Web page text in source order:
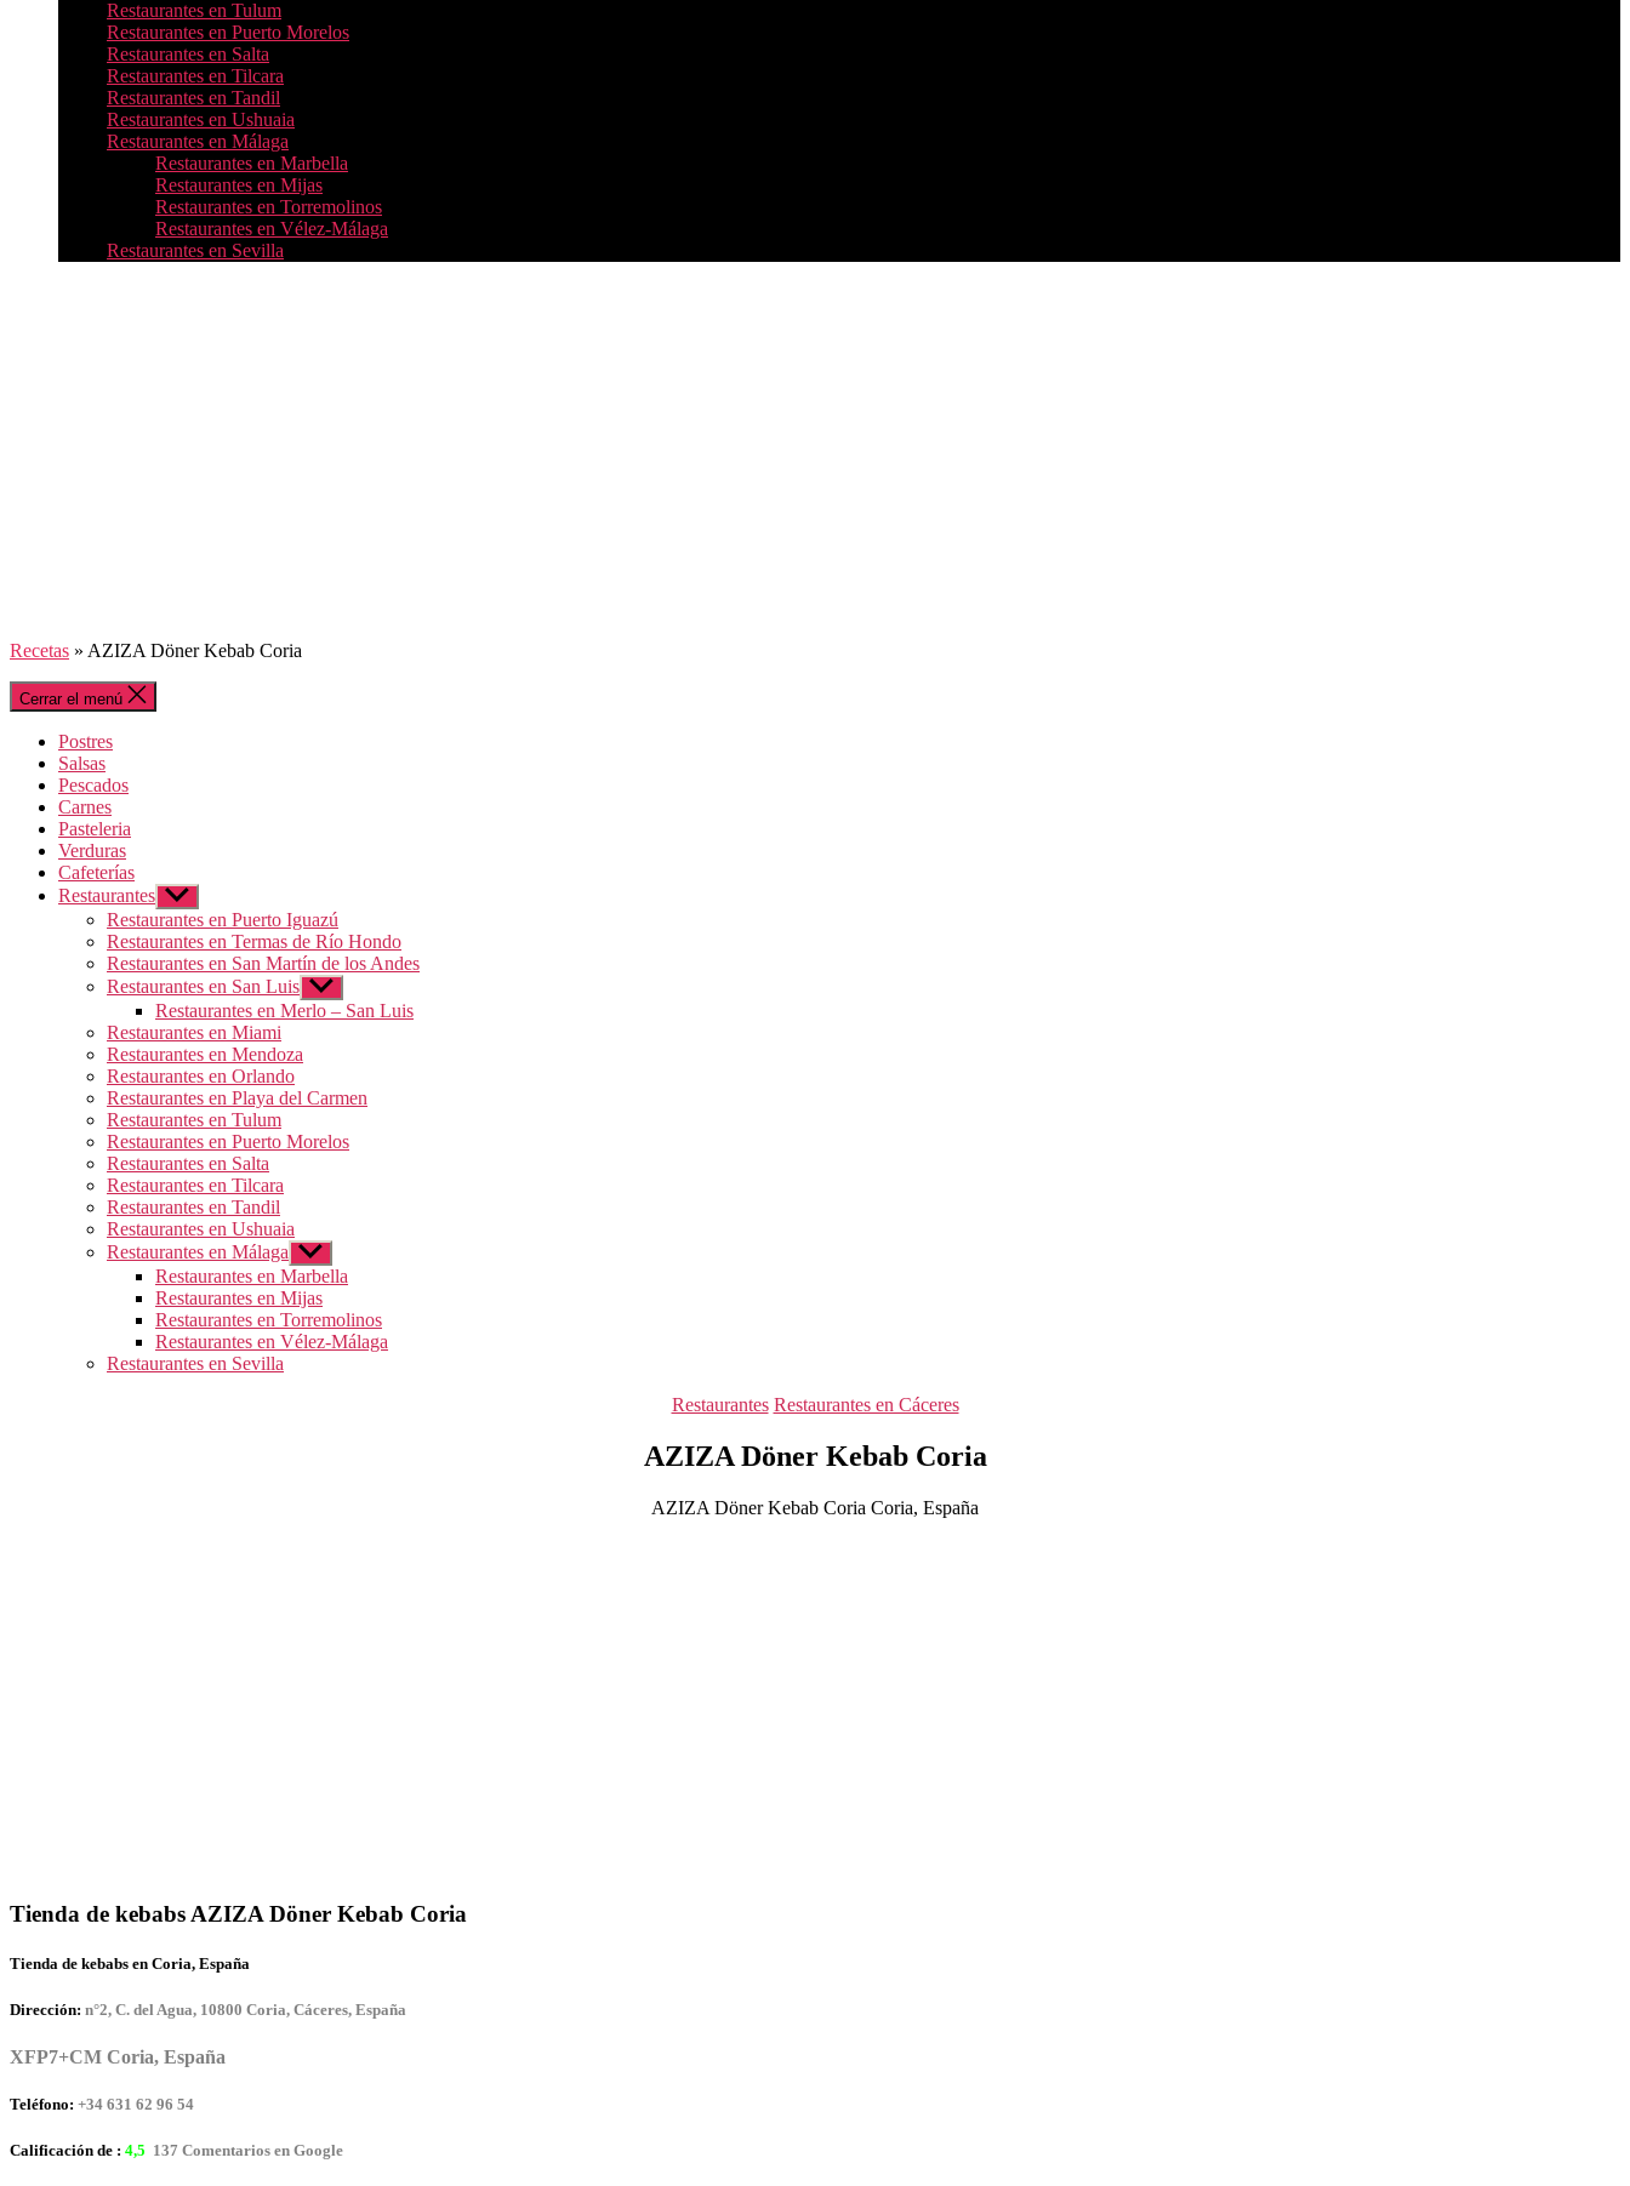
Restaurantes en Tulum
Restaurantes en Puerto Morelos
Restaurantes en Salta
Restaurantes en Tilcara
Restaurantes en Tandil
Restaurantes en Ushuaia
Restaurantes en Málaga
Restaurantes en Marbella
Restaurantes en Mijas
Restaurantes en Torremolinos
Restaurantes en Vélez-Málaga
Restaurantes en Sevilla
Recetas » AZIZA Döner Kebab Coria
Cerrar el menú
Postres
Salsas
Pescados
Carnes
Pasteleria
Verduras
Cafeterías
Restaurantes Mostrar
el
submenú
Restaurantes en Puerto Iguazú
Restaurantes en Termas de Río Hondo
Restaurantes en San Martín de los Andes
Restaurantes en San Luis Mostrar
el
submenú
Restaurantes en Merlo – San Luis
Restaurantes en Miami
Restaurantes en Mendoza
Restaurantes en Orlando
Restaurantes en Playa del Carmen
Restaurantes en Tulum
Restaurantes en Puerto Morelos
Restaurantes en Salta
Restaurantes en Tilcara
Restaurantes en Tandil
Restaurantes en Ushuaia
Restaurantes en Málaga Mostrar
el
submenú
Restaurantes en Marbella
Restaurantes en Mijas
Restaurantes en Torremolinos
Restaurantes en Vélez-Málaga
Restaurantes en Sevilla
Categorías
Restaurantes Restaurantes en Cáceres
AZIZA Döner Kebab Coria
AZIZA Döner Kebab Coria Coria, España
Tienda de kebabs AZIZA Döner Kebab Coria
Tienda de kebabs en Coria, España
Dirección: n°2, C. del Agua, 10800 Coria, Cáceres, España
XFP7+CM Coria, España
Teléfono: +34 631 62 96 54
Calificación de : 4,5 137 Comentarios en Google